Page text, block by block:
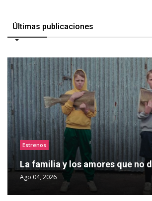
Últimas publicaciones
Estrenos
La familia y los amores que no
Ago 04, 2026